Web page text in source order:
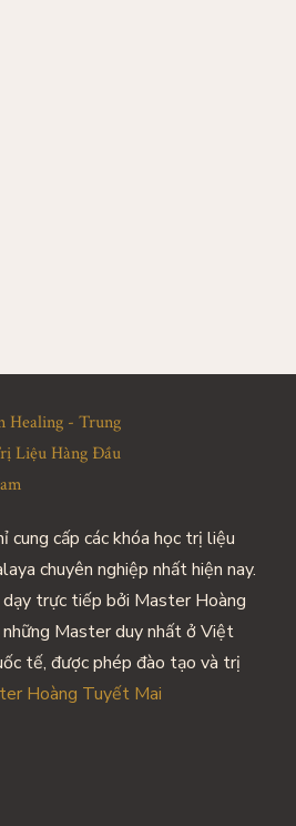
cung cấp các khóa học trị liệu
chuyên nghiệp nhất hiện nay.
trực tiếp bởi Master Hoàng
Master duy nhất ở Việt
tế, được phép đào tạo và trị
Hoàng Tuyết Mai